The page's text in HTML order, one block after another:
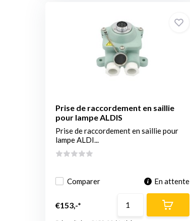
Prise de raccordement en saillie
pour lampe ALDIS
Prise de raccordement en saillie pour
lampe ALDI...
Comparer En attente
€153,-*